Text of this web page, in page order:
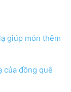
giúp món thêm
của đồng quê